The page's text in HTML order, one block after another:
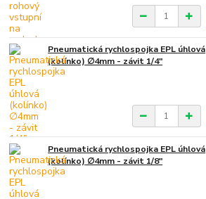
Pneumatická rychlospojka EPL úhlová
(kolínko) ∅4mm - závit 1/4"
Pneumatická rychlospojka EPL úhlová
(kolínko) ∅4mm - závit 1/8"